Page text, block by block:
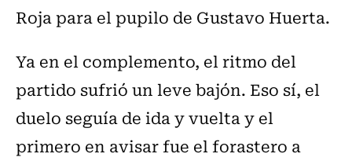
Roja para el pupilo de Gustavo Huerta.
Ya en el complemento, el ritmo del
partido sufrió un leve bajón. Eso sí, el
duelo seguía de ida y vuelta y el
primero en avisar fue el forastero a